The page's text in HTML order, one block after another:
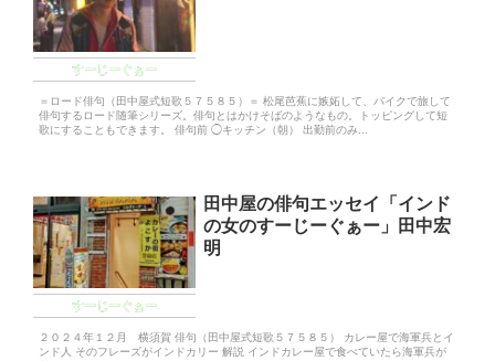
すーじーぐぁー
＝ロード俳句（田中屋式短歌５７５８５）＝ 松尾芭蕉に嫉妬して、バイクで旅して
俳句するロード随筆シリーズ。俳句とはかけそばのようなもの。トッピングして短
歌にすることもできます。 俳句前 ◯キッチン（朝） 出勤前のみ...
すーじーぐぁー
田中屋の俳句エッセイ「インド
の女のすーじーぐぁー」田中宏
明
２０２４年１２月 横須賀 俳句（田中屋式短歌５７５８５） カレー屋で海軍兵とイ
ンド人 そのフレーズがインドカリー 解説 インドカレー屋で食べていたら海軍兵が